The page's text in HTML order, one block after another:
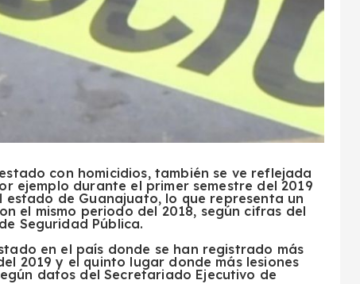
con homicidios, también se ve reflejada
ejemplo durante el primer semestre del 2019
estado de Guanajuato, lo que representa un
el mismo periodo del 2018, según cifras del
Seguridad Pública.
en el país donde se han registrado más
2019 y el quinto lugar donde más lesiones
datos del Secretariado Ejecutivo de